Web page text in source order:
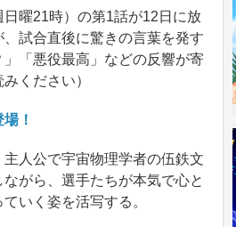
曜21時）の第1話が12日に放
試合直後に驚きの言葉を発す
「悪役最高」などの反響が寄
ください）
！
人公で宇宙物理学者の伍鉄文
がら、選手たちが本気で心と
いく姿を活写する。